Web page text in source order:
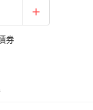
券